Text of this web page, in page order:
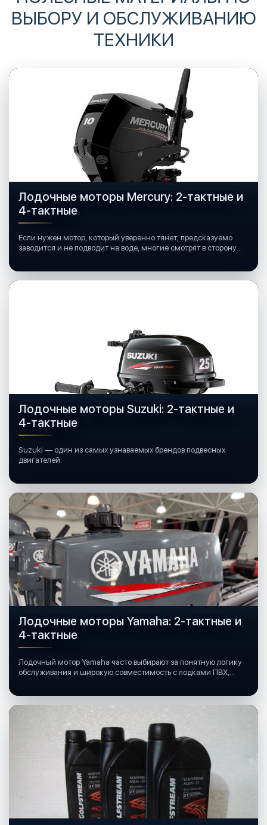
ВЫБОРУ И ОБСЛУЖИВАНИЮ
ТЕХНИКИ
Лодочные моторы Mercury: 2-тактные и
4-тактные
Если нужен мотор, который уверенно тянет, предсказуемо
заводится и не подводит на воде, многие смотрят в сторону
Лодочные моторы Suzuki: 2-тактные и
4-тактные
Suzuki — один из самых узнаваемых брендов подвесных
двигателей.
Лодочные моторы Yamaha: 2-тактные и
4-тактные
Лодочный мотор Yamaha часто выбирают за понятную логику
обслуживания и широкую совместимость с лодками ПВХ,